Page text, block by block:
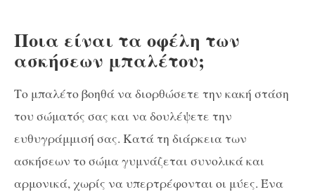
Ποια είναι τα οφέλη των
ασκήσεων μπαλέτου;
Το μπαλέτο βοηθά να διορθώσετε την κακή στάση
του σώματός σας και να δουλέψετε την
ευθυγράμμισή σας. Κατά τη διάρκεια των
ασκήσεων το σώμα γυμνάζεται συνολικά και
αρμονικά, χωρίς να υπερτρέφονται οι μύες. Ένα